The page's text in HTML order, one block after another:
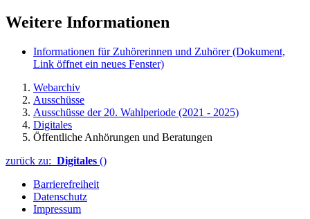
Weitere Informationen
Informationen für Zuhörerinnen und Zuhörer(Dokument,
Link öffnet ein neues Fenster)
Webarchiv
Ausschüsse
Ausschüsse der 20. Wahlperiode (2021 - 2025)
Digitales
Öffentliche Anhörungen und Beratungen
zurück zu: Digitales ()
Barrierefreiheit
Datenschutz
Impressum